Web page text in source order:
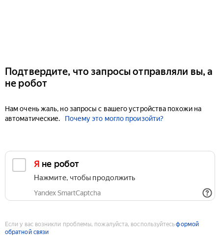
Подтвердите, что запросы отправляли вы, а
не робот
Нам очень жаль, но запросы с вашего устройства похожи на
автоматические.
Почему это могло произойти?
Я не робот
Нажмите, чтобы продолжить
Yandex SmartCaptcha
Если у вас возникли проблемы, пожалуйста, воспользуйтесьформой
обратной связи